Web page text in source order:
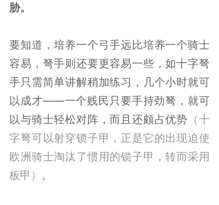
胁。
要知道，培养一个弓手远比培养一个骑士
容易，弩手则还要更容易一些，如十字弩
手只需简单讲解稍加练习，几个小时就可
以成才——一个贱民只要手持劲弩，就可
以与骑士轻松对阵，而且还颇占优势 （十
字弩可以射穿锁子甲，正是它的出现迫使
欧洲骑士淘汰了惯用的锁子甲，转而采用
板甲） 。